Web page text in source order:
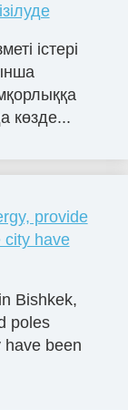
істері
көзде...
provide
city have
Bishkek,
poles
have been